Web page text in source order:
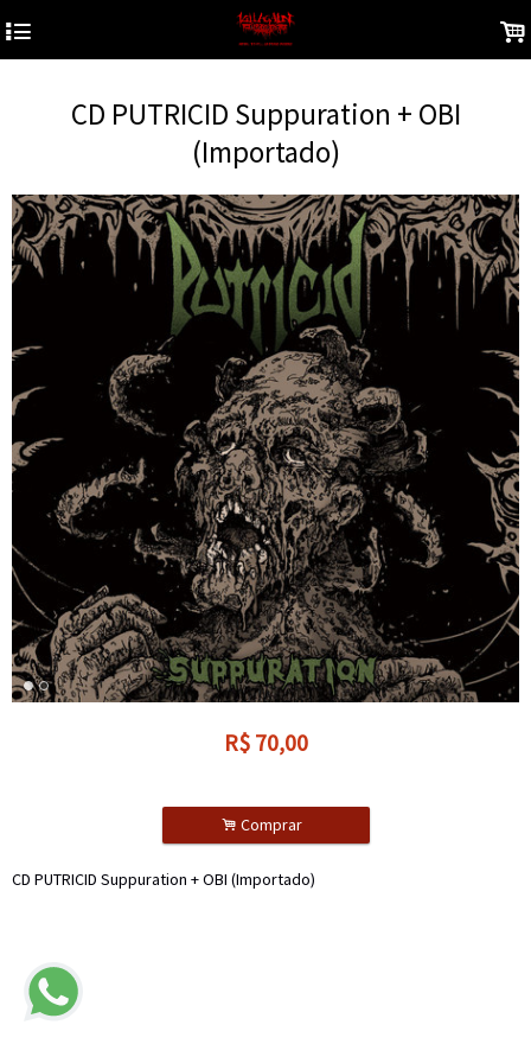
4 .
CD PUTRICID Suppuration + OBI
(Importado)
R$ 70,00
. Comprar
CD PUTRICID Suppuration + OBI (Importado)